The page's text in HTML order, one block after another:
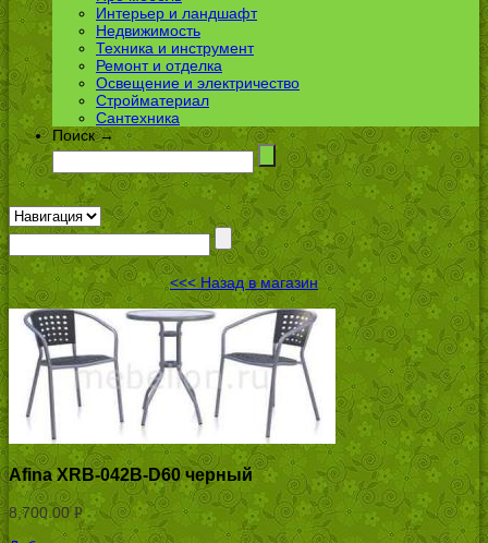
Интерьер и ландшафт
Недвижимость
Техника и инструмент
Ремонт и отделка
Освещение и электричество
Стройматериал
Сантехника
Поиск →
<<< Назад в магазин
Afina ХRB-042В-D60 черный
8,700.00Р
УБ.